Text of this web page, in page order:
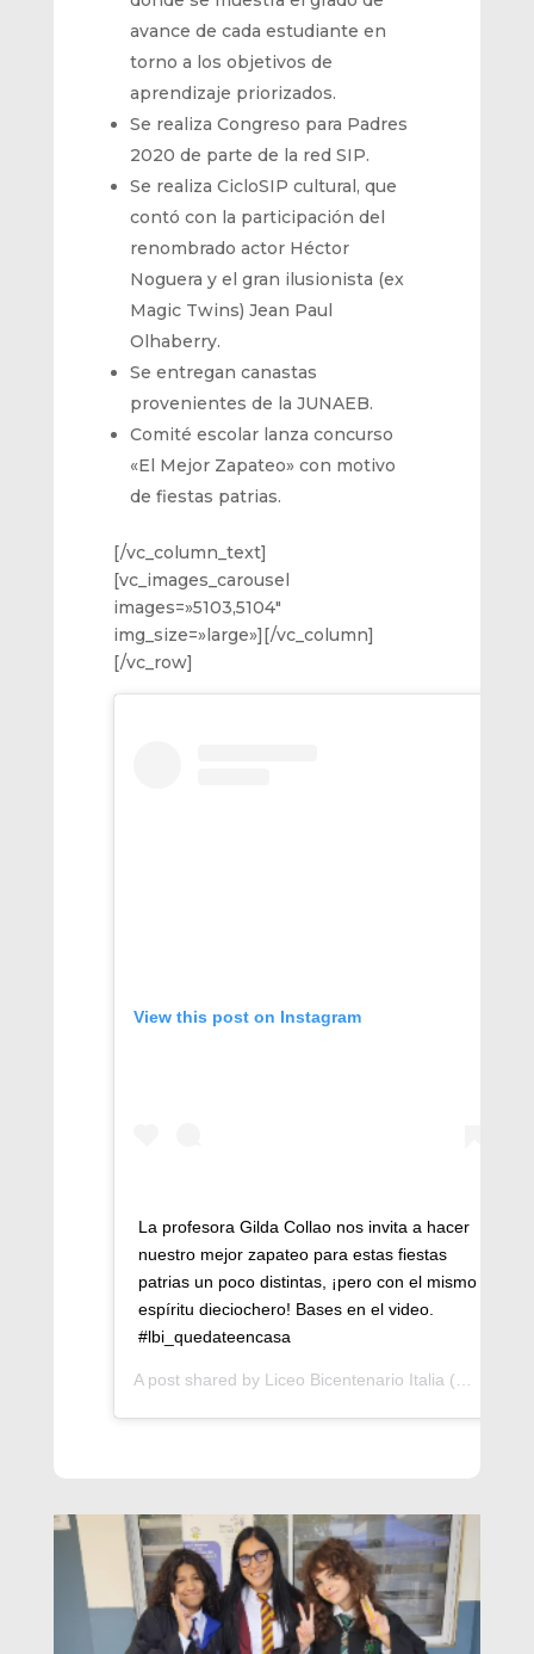
avance de cada estudiante en
torno a los objetivos de
aprendizaje priorizados.
Se realiza Congreso para Padres
2020 de parte de la red SIP.
Se realiza CicloSIP cultural, que
contó con la participación del
renombrado actor Héctor
Noguera y el gran ilusionista (ex
Magic Twins) Jean Paul
Olhaberry.
Se entregan canastas
provenientes de la JUNAEB.
Comité escolar lanza concurso
«El Mejor Zapateo» con motivo
de fiestas patrias.
[/vc_column_text]
[vc_images_carousel
images=»5103,5104″
img_size=»large»][/vc_column]
[/vc_row]
View this post on Instagram
La profesora Gilda Collao nos invita a hacer
nuestro mejor zapateo para estas fiestas
patrias un poco distintas, ¡pero con el mismo
espíritu dieciochero! Bases en el video.
#lbi_quedateencasa
A post shared by Liceo Bicentenario Italia (@bicentenarioitalia) on